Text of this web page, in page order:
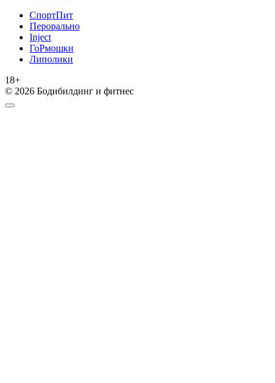
СпортПит
Перорально
Inject
ГоРмошки
Липолики
18+
© 2026 Бодибилдинг и фитнес